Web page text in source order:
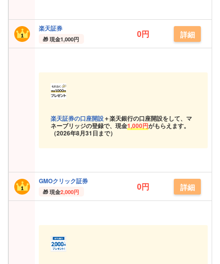
楽天証券
現金1,000円 0円 詳細
楽天証券の口座開設＋楽天銀行の口座開設をして、マ
ネーブリッジの登録で、現金1,000円がもらえます。
（2026年8月31日まで）
GMOクリック証券
現金2,000円 0円 詳細